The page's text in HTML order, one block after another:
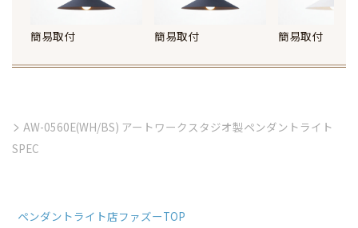
簡易取付 簡易取付 簡易取付
AW-0560E(WH/BS) アートワークスタジオ製ペンダントライト
SPEC
ペンダントライト店ファズーTOP